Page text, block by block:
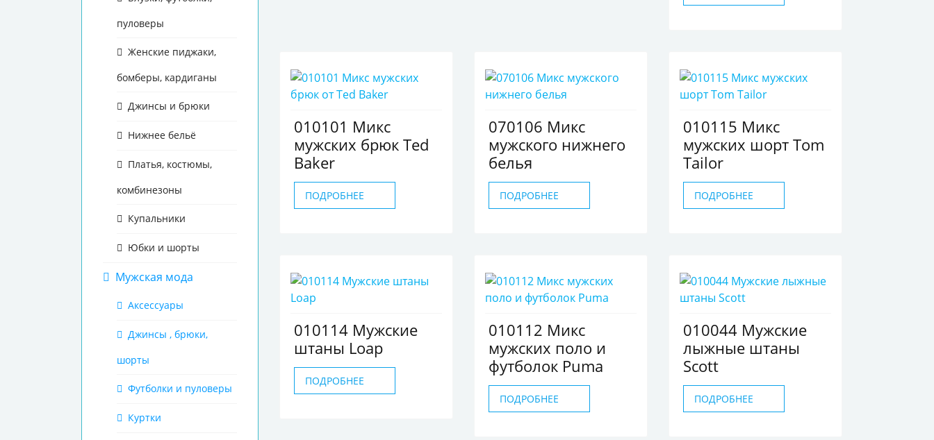
пуловеры
Женские пиджаки,
бомберы, кардиганы
Джинсы и брюки
Нижнее бельё
Платья, костюмы,
комбинезоны
Купальники
Юбки и шорты
Мужская мода
Аксессуары
Джинсы , брюки,
шорты
Футболки и пуловеры
Куртки
010101 Микс
мужских брюк Ted
Baker
ПОДРОБНЕЕ
070106 Микс
мужского нижнего
белья
ПОДРОБНЕЕ
010115 Микс
мужских шорт Tom
Tailor
ПОДРОБНЕЕ
010114 Мужские
штаны Loap
ПОДРОБНЕЕ
010112 Микс
мужских поло и
футболок Puma
ПОДРОБНЕЕ
010044 Мужские
лыжные штаны
Scott
ПОДРОБНЕЕ